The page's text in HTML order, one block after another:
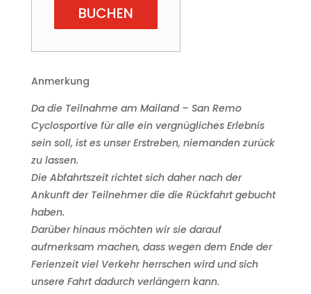
BUCHEN
Anmerkung
Da die Teilnahme am Mailand – San Remo
Cyclosportive für alle ein vergnügliches Erlebnis
sein soll, ist es unser Erstreben, niemanden zurück
zu lassen.
Die Abfahrtszeit richtet sich daher nach der
Ankunft der Teilnehmer die die Rückfahrt gebucht
haben.
Darüber hinaus möchten wir sie darauf
aufmerksam machen, dass wegen dem Ende der
Ferienzeit viel Verkehr herrschen wird und sich
unsere Fahrt dadurch verlängern kann.